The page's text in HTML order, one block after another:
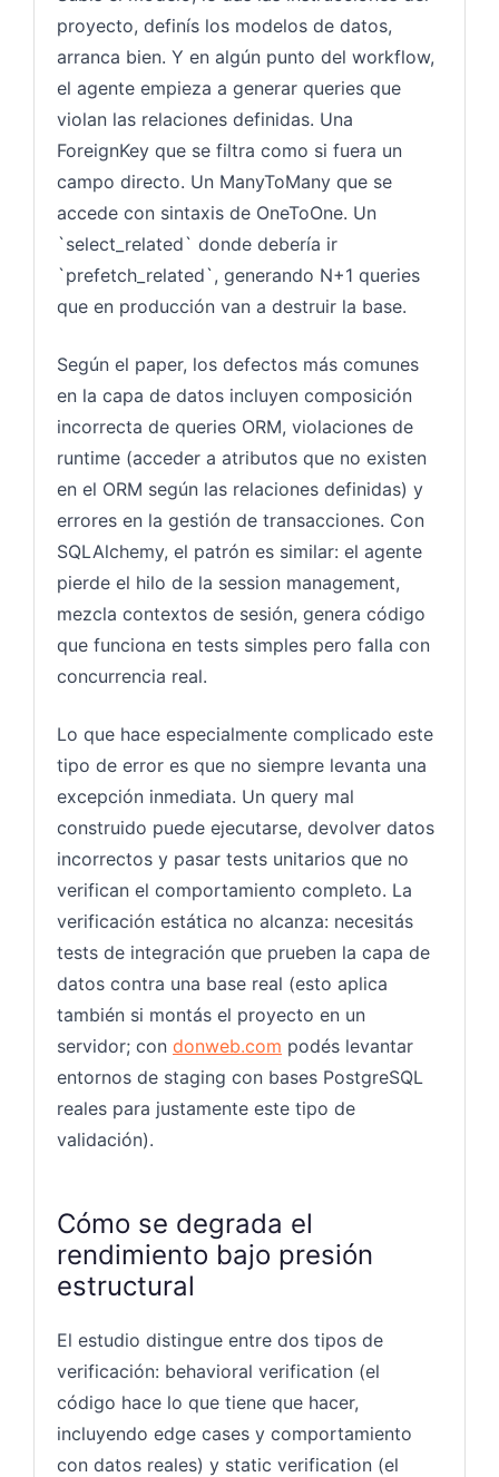
proyecto, definís los modelos de datos,
arranca bien. Y en algún punto del workflow,
el agente empieza a generar queries que
violan las relaciones definidas. Una
ForeignKey que se filtra como si fuera un
campo directo. Un ManyToMany que se
accede con sintaxis de OneToOne. Un
`select_related` donde debería ir
`prefetch_related`, generando N+1 queries
que en producción van a destruir la base.
Según el paper, los defectos más comunes
en la capa de datos incluyen composición
incorrecta de queries ORM, violaciones de
runtime (acceder a atributos que no existen
en el ORM según las relaciones definidas) y
errores en la gestión de transacciones. Con
SQLAlchemy, el patrón es similar: el agente
pierde el hilo de la session management,
mezcla contextos de sesión, genera código
que funciona en tests simples pero falla con
concurrencia real.
Lo que hace especialmente complicado este
tipo de error es que no siempre levanta una
excepción inmediata. Un query mal
construido puede ejecutarse, devolver datos
incorrectos y pasar tests unitarios que no
verifican el comportamiento completo. La
verificación estática no alcanza: necesitás
tests de integración que prueben la capa de
datos contra una base real (esto aplica
también si montás el proyecto en un
servidor; con donweb.com podés levantar
entornos de staging con bases PostgreSQL
reales para justamente este tipo de
validación).
Cómo se degrada el
rendimiento bajo presión
estructural
El estudio distingue entre dos tipos de
verificación: behavioral verification (el
código hace lo que tiene que hacer,
incluyendo edge cases y comportamiento
con datos reales) y static verification (el